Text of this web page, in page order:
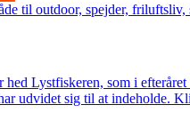
til outdoor, spejder,
Lystfiskeren, som i
udvidet sig til at indeholde.